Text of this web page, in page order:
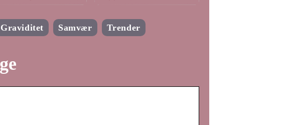
Graviditet Samvær Trender